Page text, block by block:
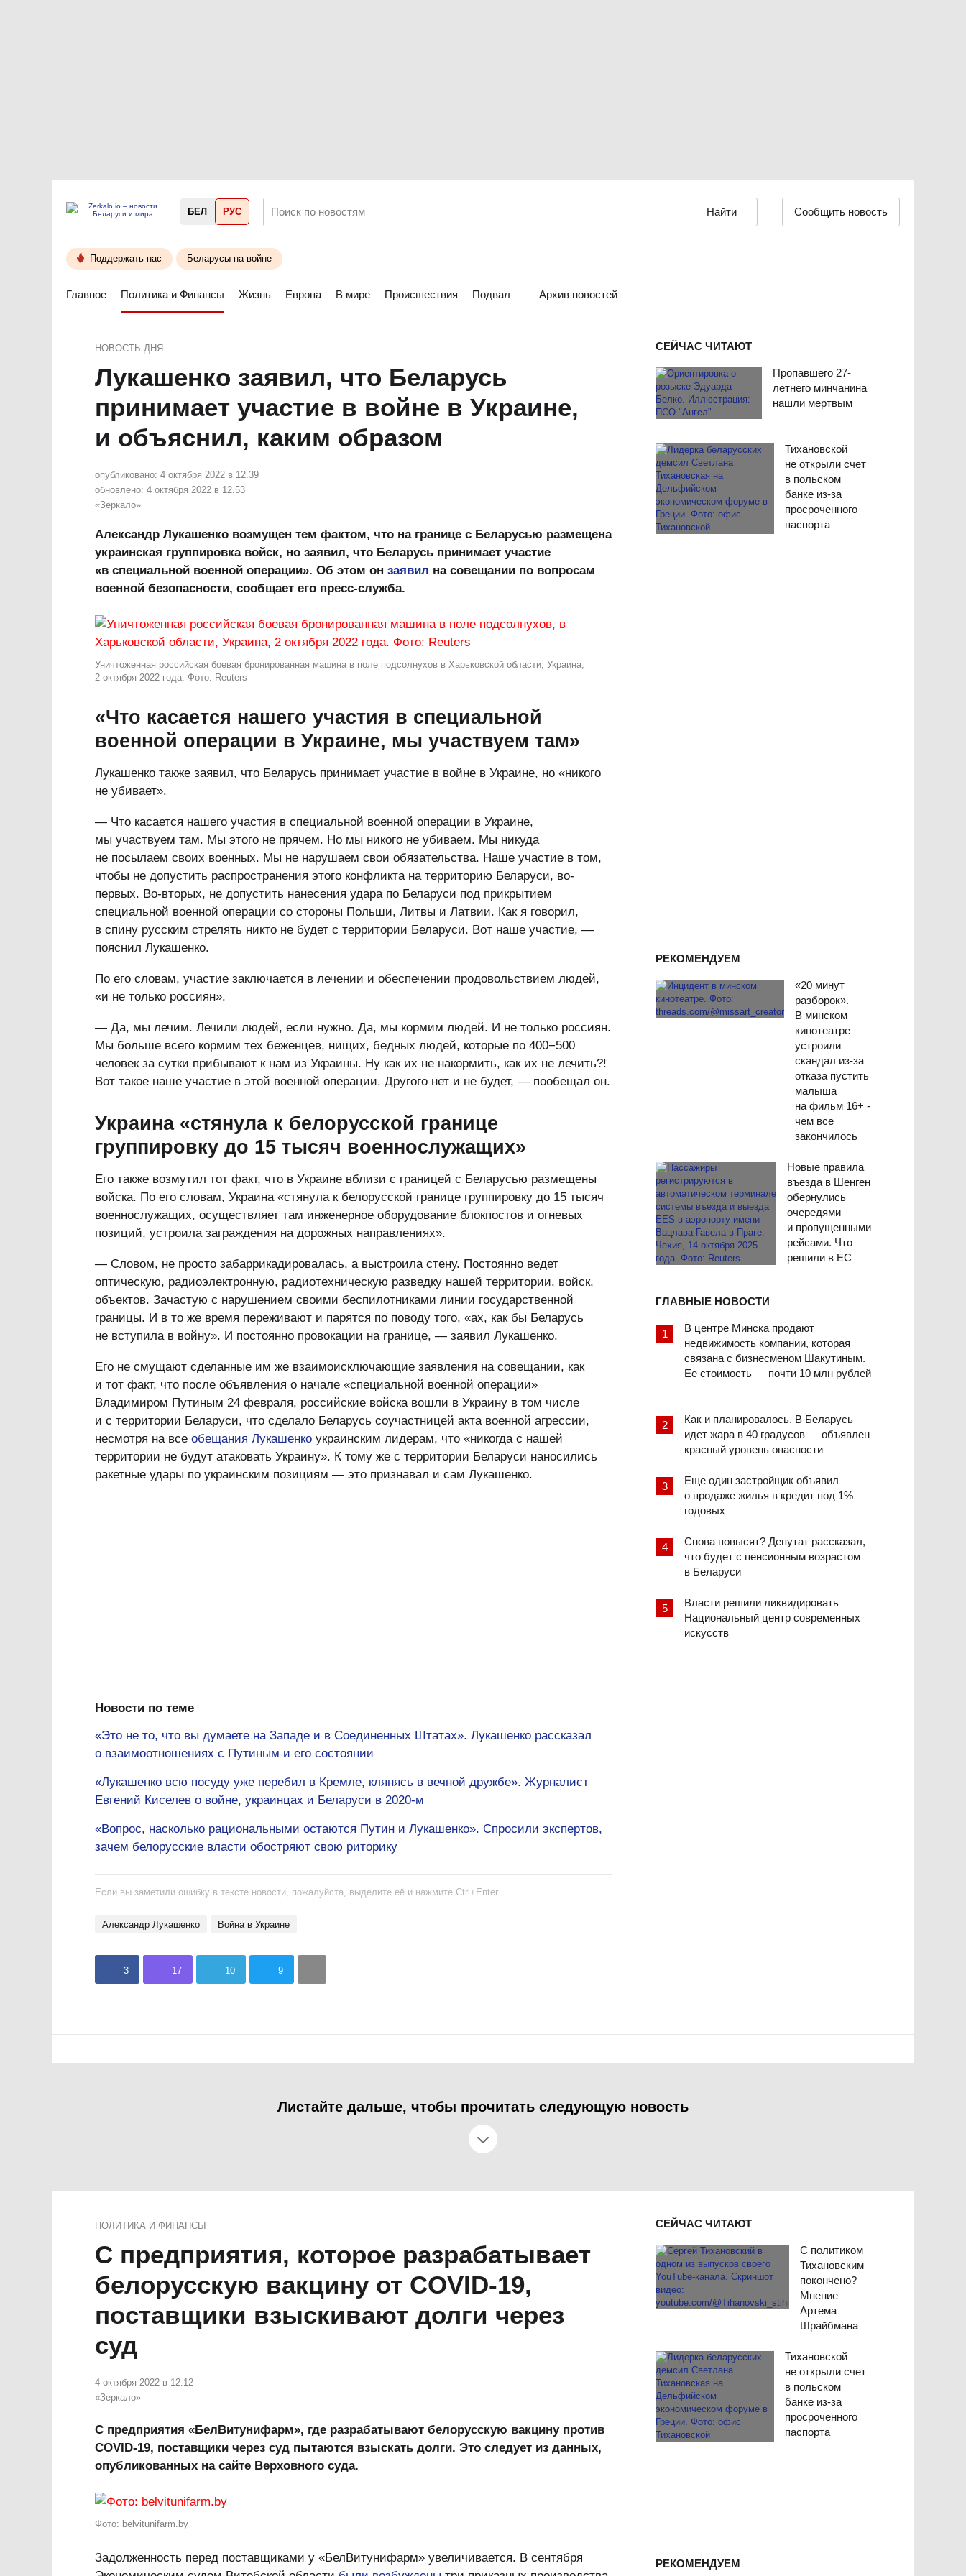
БЕЛ РУС Сообщить новость
Поддержать нас Беларусы на войне
Главное Политика и Финансы Жизнь Европа В мире Происшествия Подвал Архив новостей
СЕЙЧАС ЧИТАЮТ
Пропавшего 27-
летнего минчанина
нашли мертвым
Тихановской
не открыли счет
в польском
банке из-за
просроченного
паспорта
РЕКОМЕНДУЕМ
«20 минут
разборок».
В минском
кинотеатре
устроили
скандал из-за
отказа пустить
малыша
на фильм 16+ -
чем все
закончилось
Новые правила
въезда в Шенген
обернулись
очередями
и пропущенными
рейсами. Что
решили в ЕС
ГЛАВНЫЕ НОВОСТИ
В центре Минска продают
недвижимость компании, которая
связана с бизнесменом Шакутиным.
Ее стоимость — почти 10 млн рублей
Как и планировалось. В Беларусь
идет жара в 40 градусов — объявлен
красный уровень опасности
Еще один застройщик объявил
о продаже жилья в кредит под 1%
годовых
Снова повысят? Депутат рассказал,
что будет с пенсионным возрастом
в Беларуси
Власти решили ликвидировать
Национальный центр современных
искусств
НОВОСТЬ ДНЯ
Лукашенко заявил, что Беларусь
принимает участие в войне в Украине,
и объяснил, каким образом
опубликовано: 4 октября 2022 в 12.39
обновлено: 4 октября 2022 в 12.53
«Зеркало»
Александр Лукашенко возмущен тем фактом, что на границе с Беларусью размещена
украинская группировка войск, но заявил, что Беларусь принимает участие
«в специальной военной операции». Об этом он заявил на совещании по вопросам
военной безопасности, сообщает его пресс-служба.
Уничтоженная российская боевая бронированная машина в поле подсолнухов в Харьковской области, Украина,
2 октября 2022 года. Фото: Reuters
«Что касается нашего участия в специальной
военной операции в Украине, мы участвуем там»
Лукашенко также заявил, что Беларусь принимает участие в войне в Украине, но «никого
не убивает».
— Что касается нашего участия в специальной военной операции в Украине,
мы участвуем там. Мы этого не прячем. Но мы никого не убиваем. Мы никуда
не посылаем своих военных. Мы не нарушаем свои обязательства. Наше участие в том,
чтобы не допустить распространения этого конфликта на территорию Беларуси, во-
первых. Во-вторых, не допустить нанесения удара по Беларуси под прикрытием
специальной военной операции со стороны Польши, Литвы и Латвии. Как я говорил,
в спину русским стрелять никто не будет с территории Беларуси. Вот наше участие, —
пояснил Лукашенко.
По его словам, участие заключается в лечении и обеспечении продовольствием людей,
«и не только россиян».
— Да, мы лечим. Лечили людей, если нужно. Да, мы кормим людей. И не только россиян.
Мы больше всего кормим тех беженцев, нищих, бедных людей, которые по 400−500
человек за сутки прибывают к нам из Украины. Ну как их не накормить, как их не лечить?!
Вот такое наше участие в этой военной операции. Другого нет и не будет, — пообещал он.
Украина «стянула к белорусской границе
группировку до 15 тысяч военнослужащих»
Его также возмутил тот факт, что в Украине вблизи с границей с Беларусью размещены
войска. По его словам, Украина «стянула к белорусской границе группировку до 15 тысяч
военнослужащих, осуществляет там инженерное оборудование блокпостов и огневых
позиций, устроила заграждения на дорожных направлениях».
— Словом, не просто забаррикадировалась, а выстроила стену. Постоянно ведет
оптическую, радиоэлектронную, радиотехническую разведку нашей территории, войск,
объектов. Зачастую с нарушением своими беспилотниками линии государственной
границы. И в то же время переживают и парятся по поводу того, «ах, как бы Беларусь
не вступила в войну». И постоянно провокации на границе, — заявил Лукашенко.
Его не смущают сделанные им же взаимоисключающие заявления на совещании, как
и тот факт, что после объявления о начале «специальной военной операции»
Владимиром Путиным 24 февраля, российские войска вошли в Украину в том числе
и с территории Беларуси, что сделало Беларусь соучастницей акта военной агрессии,
несмотря на все обещания Лукашенко украинским лидерам, что «никогда с нашей
территории не будут атаковать Украину». К тому же с территории Беларуси наносились
ракетные удары по украинским позициям — это признавал и сам Лукашенко.
Новости по теме
«Это не то, что вы думаете на Западе и в Соединенных Штатах». Лукашенко рассказал
о взаимоотношениях с Путиным и его состоянии
«Лукашенко всю посуду уже перебил в Кремле, клянясь в вечной дружбе». Журналист
Евгений Киселев о войне, украинцах и Беларуси в 2020-м
«Вопрос, насколько рациональными остаются Путин и Лукашенко». Спросили экспертов,
зачем белорусские власти обостряют свою риторику
Если вы заметили ошибку в тексте новости, пожалуйста, выделите её и нажмите Ctrl+Enter
Александр Лукашенко Война в Украине
3 17 10 9
Листайте дальше, чтобы прочитать следующую новость